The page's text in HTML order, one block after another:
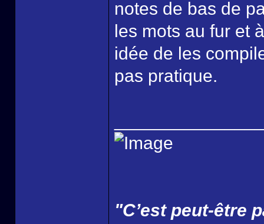
notes de bas de
les mots au fur et
idée de les
pas pratique.
"C’est peut-être